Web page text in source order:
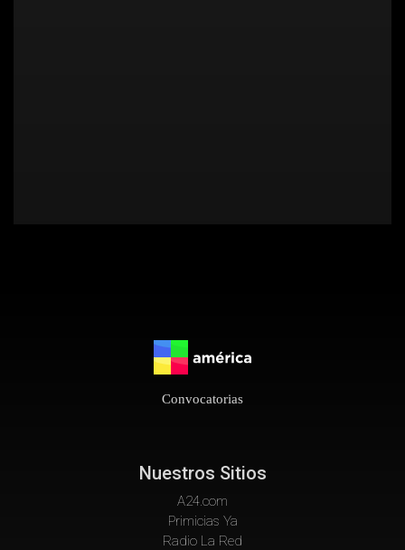
Convocatorias
Nuestros Sitios
A24.com
Primicias Ya
Radio La Red